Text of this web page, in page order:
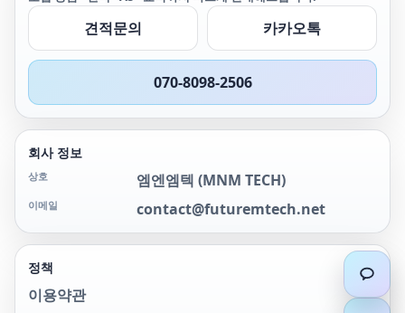
견적문의 카카오톡
070-8098-2506
회사 정보
상호 엠엔엠텍 (MNM TECH)
이메일 contact@futuremtech.net
정책
이용약관